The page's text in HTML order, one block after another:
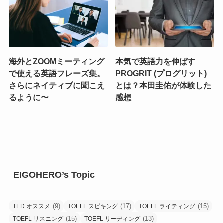
海外とZOOMミーティング
で使える英語フレーズ集。
さらにネイティブに聞こえ
るように〜
本気で英語力を伸ばす
PROGRIT (プログリット)
とは？本田圭佑が体験した
感想
EIGOHERO’s Topic
TED オススメ (9) TOEFL スピキング (17) TOEFL ライティング (15)
TOEFL リスニング (15) TOEFL リーディング (13)